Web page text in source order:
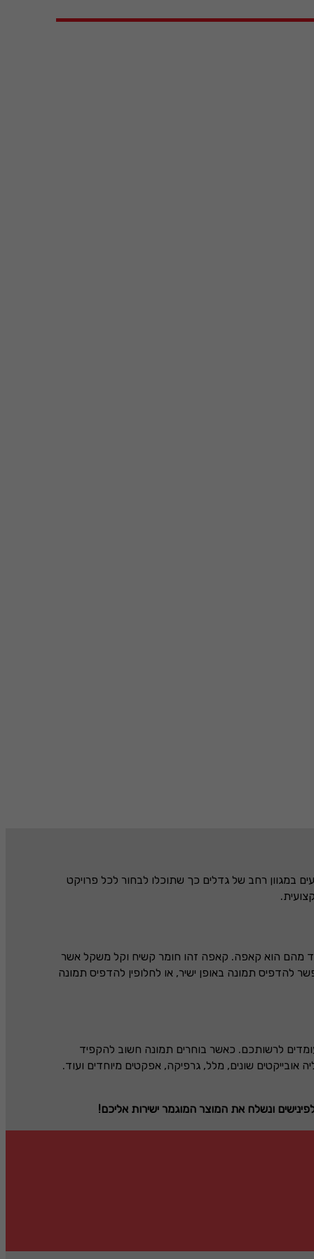
במגוון רחב של גדלים כך שתוכלו לבחור לכל פרויקט
מהם הוא קאפה. קאפה זהו חומר קשיח וקל משקל אשר
להדפיס תמונה באופן ישיר, או לחלופין להדפיס תמונה
לרשותכם. כאשר בוחרים תמונה חשוב להקפיד
שונים, מלל, גרפיקה, אפקטים מיוחדים ועוד.
ונשלח את המוצר המוגמר ישירות אליכם!